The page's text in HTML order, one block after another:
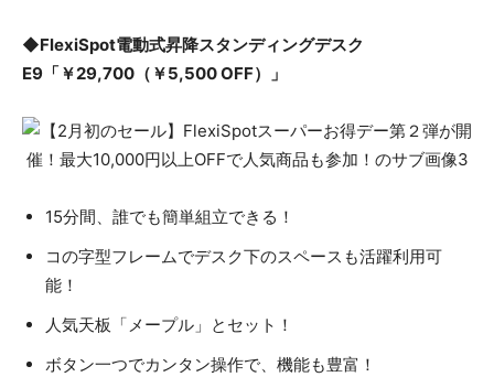
◆FlexiSpot電動式昇降スタンディングデスク
E9「￥29,700（￥5,500 OFF）」
15分間、誰でも簡単組立できる！
コの字型フレームでデスク下のスペースも活躍利用可
能！
人気天板「メープル」とセット！
ボタン一つでカンタン操作で、機能も豊富！